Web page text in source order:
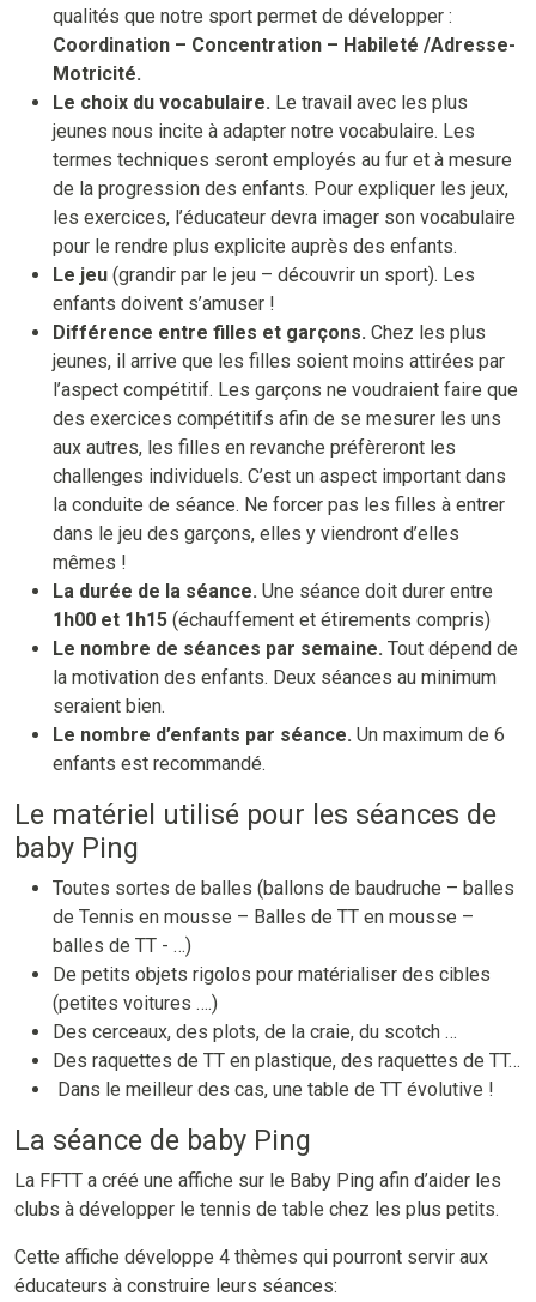
qualités que notre sport permet de développer :
Coordination – Concentration – Habileté /Adresse-
Motricité.
Le choix du vocabulaire. Le travail avec les plus
jeunes nous incite à adapter notre vocabulaire. Les
termes techniques seront employés au fur et à mesure
de la progression des enfants. Pour expliquer les jeux,
les exercices, l’éducateur devra imager son vocabulaire
pour le rendre plus explicite auprès des enfants.
Le jeu (grandir par le jeu – découvrir un sport). Les
enfants doivent s’amuser !
Différence entre filles et garçons. Chez les plus
jeunes, il arrive que les filles soient moins attirées par
l’aspect compétitif. Les garçons ne voudraient faire que
des exercices compétitifs afin de se mesurer les uns
aux autres, les filles en revanche préfèreront les
challenges individuels. C’est un aspect important dans
la conduite de séance. Ne forcer pas les filles à entrer
dans le jeu des garçons, elles y viendront d’elles
mêmes !
La durée de la séance. Une séance doit durer entre
1h00 et 1h15 (échauffement et étirements compris)
Le nombre de séances par semaine. Tout dépend de
la motivation des enfants. Deux séances au minimum
seraient bien.
Le nombre d’enfants par séance. Un maximum de 6
enfants est recommandé.
Le matériel utilisé pour les séances de
baby Ping
Toutes sortes de balles (ballons de baudruche – balles
de Tennis en mousse – Balles de TT en mousse –
balles de TT - …)
De petits objets rigolos pour matérialiser des cibles
(petites voitures ….)
Des cerceaux, des plots, de la craie, du scotch …
Des raquettes de TT en plastique, des raquettes de TT…
Dans le meilleur des cas, une table de TT évolutive !
La séance de baby Ping
La FFTT a créé une affiche sur le Baby Ping afin d’aider les
clubs à développer le tennis de table chez les plus petits.
Cette affiche développe 4 thèmes qui pourront servir aux
éducateurs à construire leurs séances: